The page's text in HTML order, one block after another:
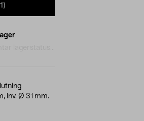
inv. Ø 31 mm.